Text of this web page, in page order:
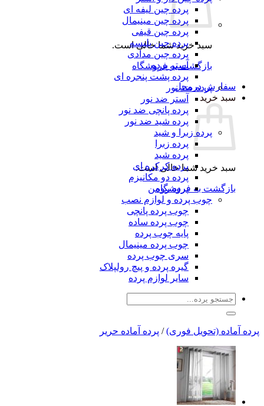
سبد خرید شما خالی است.
بازگشت به فروشگاه
درمحل
خرید
خرید شما خالی است.
به فروشگاه
پرده چین لیفه ای
پرده چین مینیمال
پرده چین قیفی
پرده چین پلیسه
پرده چین مدادی
آستر پرده
پرده پشت پنجره ای
پرده ضد نور
آستر ضد نور
پرده پانچی ضد نور
پرده شید ضد نور
پرده زبرا و شید
پرده زبرا
پرده شید
پرده کرکره ای
پرده دو مکانیزم
پرده رومن
چوب پرده و لوازم نصب
چوب پرده پانچی
چوب پرده ساده
پایه چوب پرده
چوب پرده مینیمال
سری چوب پرده
گیره پرده و پیچ رولپلاک
سایر لوازم پرده
(تحویل فوری) / پرده آماده حریر